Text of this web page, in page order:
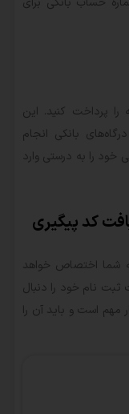
پرداخت کنید. این
بانکی انجام
را به درستی وارد
کد پیگیری
شما اختصاص خواهد
نام خود را دنبال
مهم است و باید آن را